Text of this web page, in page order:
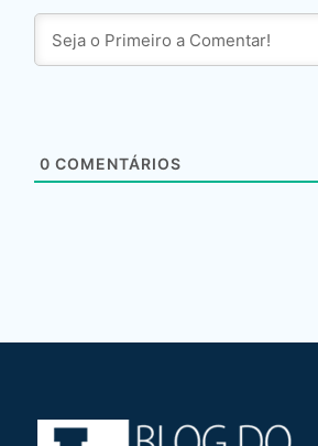
0 COMENTÁRIOS